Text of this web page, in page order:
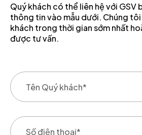
Quý khách có thể liên hệ với GSV
thông tin vào mẫu dưới. Chúng
khách trong thời gian sớm nhất
được tư vấn.